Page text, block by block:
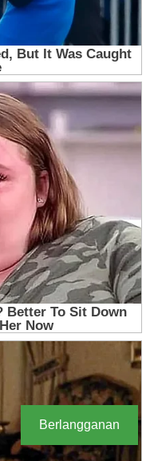
Berlangganan